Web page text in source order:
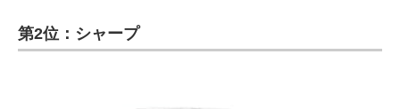
第2位：シャープ